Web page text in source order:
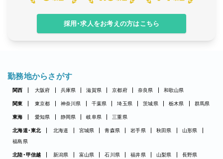
採用・求人をお考えの方はこちら
勤務地からさがす
関西 大阪府 兵庫県 滋賀県 京都府 奈良県 和歌山県
関東 東京都 神奈川県 千葉県 埼玉県 茨城県 栃木県 群馬県
東海 愛知県 静岡県 岐阜県 三重県
北海道・東北 北海道 宮城県 青森県 岩手県 秋田県
山形県
福島県
北陸・甲信越 新潟県 富山県 石川県 福井県 山梨県 長野県